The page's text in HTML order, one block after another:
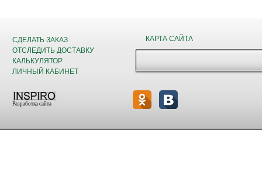
СДЕЛАТЬ ЗАКАЗ
ОТСЛЕДИТЬ ДОСТАВКУ
КАЛЬКУЛЯТОР
ЛИЧНЫЙ КАБИНЕТ
КАРТА САЙТА
Разработка сайта